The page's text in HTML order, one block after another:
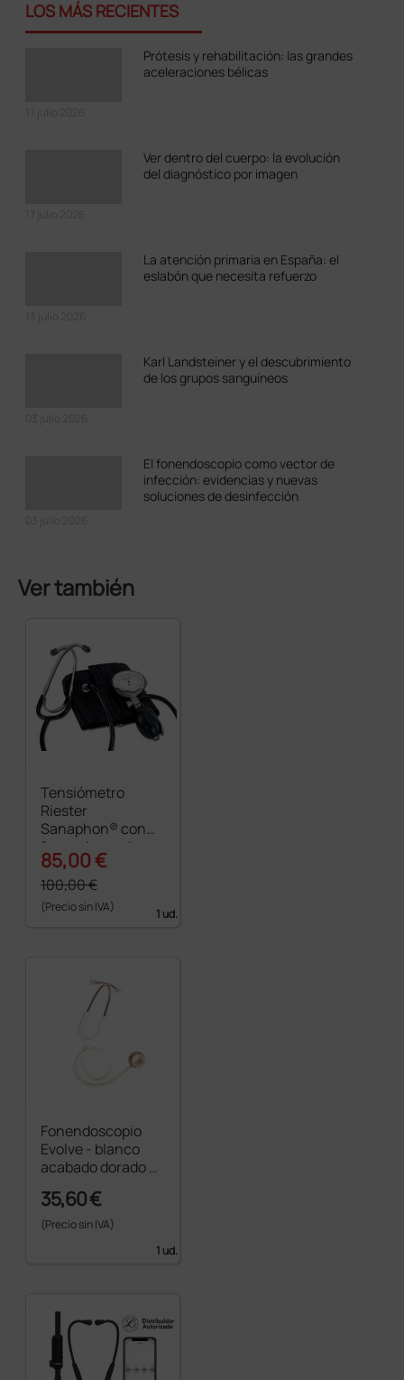
LOS MÁS RECIENTES
Prótesis y rehabilitación: las grandes
aceleraciones bélicas
Ver dentro del cuerpo: la evolución
del diagnóstico por imagen
La atención primaria en España: el
eslabón que necesita refuerzo
Karl Landsteiner y el descubrimiento
de los grupos sanguíneos
El fonendoscopio como vector de
infección: evidencias y nuevas
soluciones de desinfección
Ver también
Tensiómetro
Riester
Sanaphon® con
fonendoscopio
85,00 €
100,00 €
(Precio sin IVA) 1 ud.
Fonendoscopio
Evolve - blanco
acabado dorado y
35,60 €
(Precio sin IVA)
1 ud.